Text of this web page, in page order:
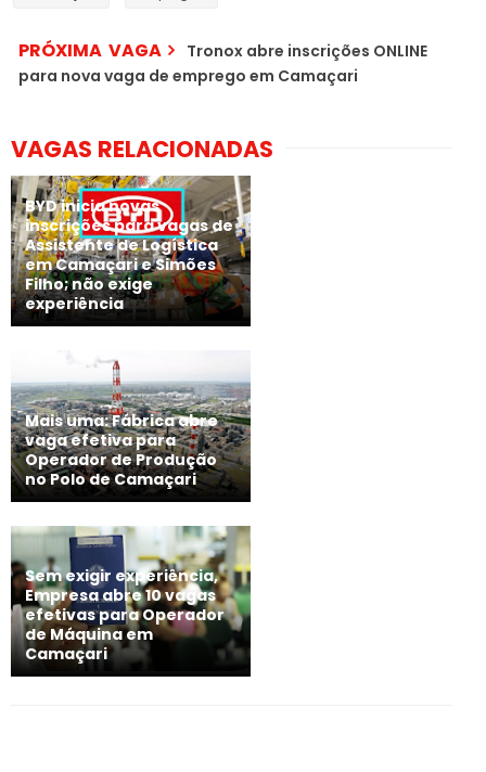
PRÓXIMA VAGA
Tronox abre inscrições ONLINE
para nova vaga de emprego em Camaçari
VAGAS RELACIONADAS
BYD inicia novas
inscrições para vagas de
Assistente de Logística
em Camaçari e Simões
Filho; não exige
experiência
Mais uma: Fábrica abre
vaga efetiva para
Operador de Produção
no Polo de Camaçari
Sem exigir experiência,
Empresa abre 10 vagas
efetivas para Operador
de Máquina em
Camaçari